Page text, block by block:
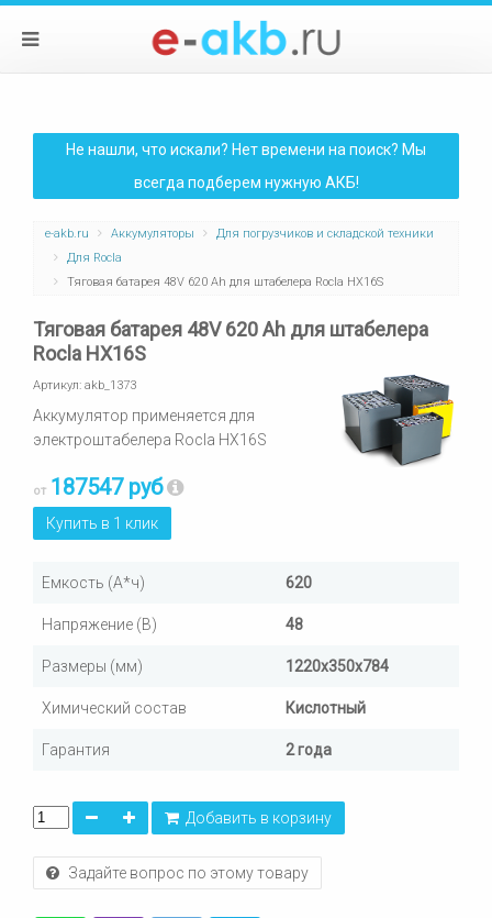
Не нашли, что искали? Нет времени на поиск? Мы
всегда подберем нужную АКБ!
e-akb.ru Аккумуляторы
Для погрузчиков и складской техники
Для Rocla
Тяговая батарея 48V 620 Ah для штабелера Rocla HX16S
Тяговая батарея 48V 620 Ah для штабелера
Rocla HX16S
Артикул: akb_1373
Аккумулятор применяется для
электроштабелера Rocla HX16S
от 187547 руб
Купить в 1 клик
Емкость (А*ч) 620
Напряжение (В) 48
Размеры (мм) 1220х350х784
Химический состав Кислотный
Гарантия 2 года
Добавить в корзину
Задайте вопрос по этому товару